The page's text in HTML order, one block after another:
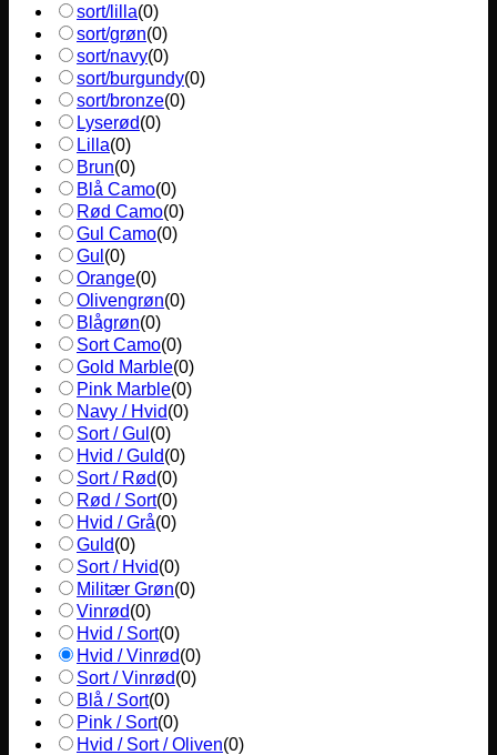
sort/lilla(0)
sort/grøn(0)
sort/navy(0)
sort/burgundy(0)
sort/bronze(0)
Lyserød(0)
Lilla(0)
Brun(0)
Blå Camo(0)
Rød Camo(0)
Gul Camo(0)
Gul (0)
Orange(0)
Olivengrøn(0)
Blågrøn(0)
Sort Camo(0)
Gold Marble(0)
Pink Marble(0)
Navy / Hvid(0)
Sort / Gul (0)
Hvid / Guld(0)
Sort / Rød(0)
Rød / Sort(0)
Hvid / Grå(0)
Guld(0)
Sort / Hvid(0)
Militær Grøn(0)
Vinrød(0)
Hvid / Sort(0)
Hvid / Vinrød(0)
Sort / Vinrød(0)
Blå / Sort(0)
Pink / Sort(0)
Hvid / Sort / Oliven(0)